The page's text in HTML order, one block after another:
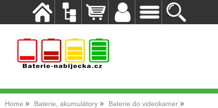
Home Baterie, akumulátory
Baterie do videokamer